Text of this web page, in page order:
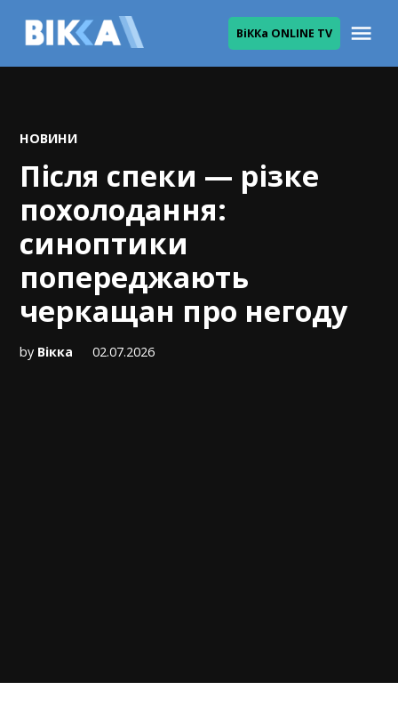
ВіККа ONLINE TV
POSTED
НОВИНИ
Після спеки — різке
похолодання:
синоптики
попереджають
черкащан про негоду
by Вікка 02.07.2026